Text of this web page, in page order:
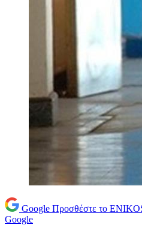
Google Προσθέστε το
Google